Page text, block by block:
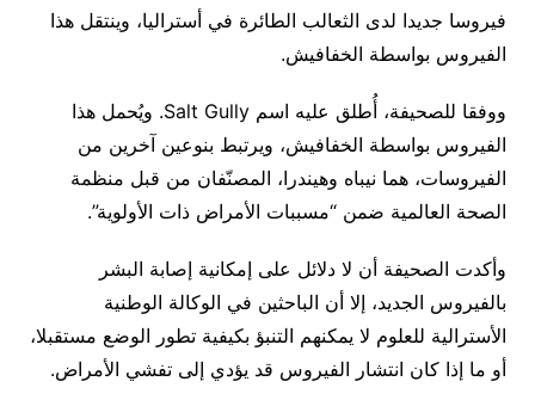
فيروسا جديدا لدى الثعالب الطائرة في أستراليا، وينتقل هذا
الفيروس بواسطة الخفافيش.
ووفقا للصحيفة، أُطلق عليه اسم Salt Gully. ويُحمل هذا
الفيروس بواسطة الخفافيش، ويرتبط بنوعين آخرين من
الفيروسات، هما نيباه وهيندرا، المصنّفان من قبل منظمة
الصحة العالمية ضمن “مسببات الأمراض ذات الأولوية”.
وأكدت الصحيفة أن لا دلائل على إمكانية إصابة البشر
بالفيروس الجديد، إلا أن الباحثين في الوكالة الوطنية
الأسترالية للعلوم لا يمكنهم التنبؤ بكيفية تطور الوضع مستقبلا،
أو ما إذا كان انتشار الفيروس قد يؤدي إلى تفشي الأمراض.